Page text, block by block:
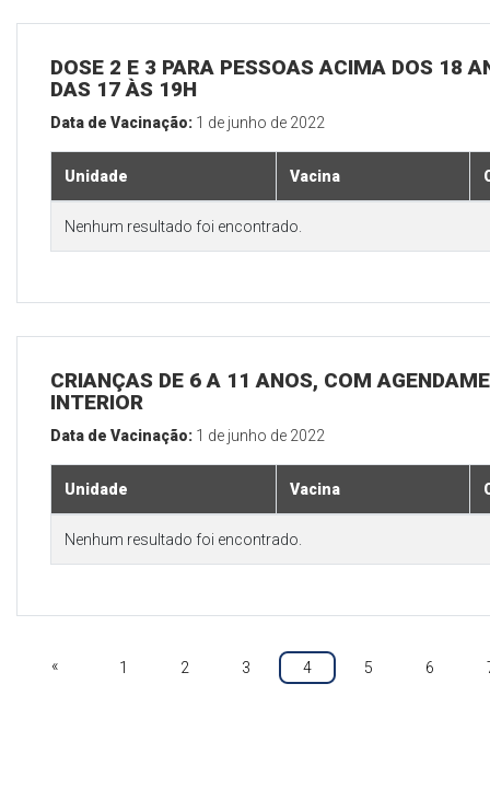
DOSE 2 E 3 PARA PESSOAS ACIMA DOS 18
DAS 17 ÀS 19H
Data de Vacinação: 1 de junho de 2022
Unidade Vacina
Nenhum resultado foi encontrado.
CRIANÇAS DE 6 A 11 ANOS, COM
INTERIOR
Data de Vacinação: 1 de junho de 2022
Unidade Vacina
Nenhum resultado foi encontrado.
« 1 2 3 4 5 6